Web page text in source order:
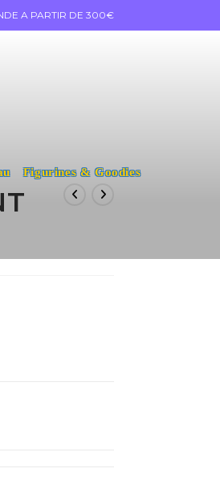
A PARTIR DE 300€
Figurines & Goodies